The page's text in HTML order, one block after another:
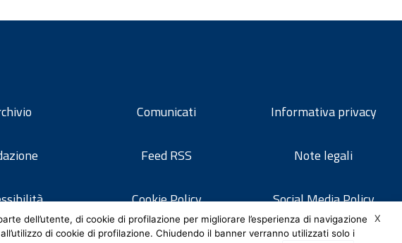
Comunicati
Feed RSS
Cookie Policy
Informativa privacy
Note legali
Social Media Policy
X
dell’utente, di cookie di profilazione per migliorare l’esperienza di navigazione
di cookie di profilazione. Chiudendo il banner verranno utilizzati solo i